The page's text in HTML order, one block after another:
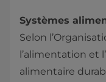
Systèmes
Selon
l’alimentation et
alimentaire